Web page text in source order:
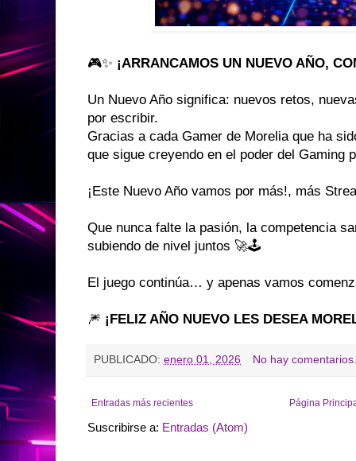
🎮✨ ¡ARRANCAMOS UN NUEVO AÑO,
Un Nuevo Año significa: nuevos retos,
por escribir.
Gracias a cada Gamer de Morelia que ha
que sigue creyendo en el poder del Gaming
¡Este Nuevo Año vamos por más!, más
Que nunca falte la pasión, la competencia
subiendo de nivel juntos 🚀🕹️
El juego continúa… y apenas vamos
🎆 ¡FELIZ AÑO NUEVO LES DESEA
PUBLICADO: enero 01, 2026 No hay
Entradas más recientes Página
Suscribirse a: Entradas (Atom)